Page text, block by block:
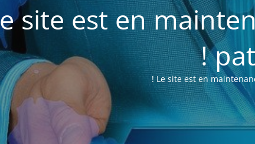
site est en
Le site est en